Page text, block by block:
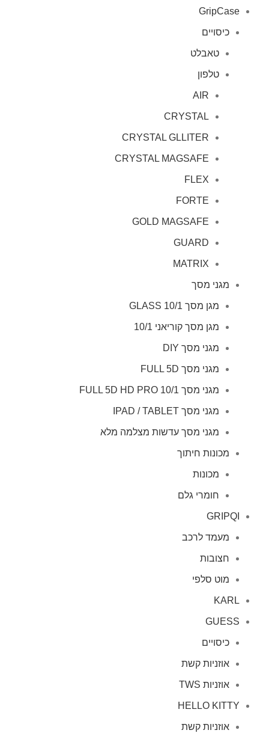
GripCase
כיסויים
טאבלט
טלפון
AIR
CRYSTAL
CRYSTAL GLLITER
CRYSTAL MAGSAFE
FLEX
FORTE
GOLD MAGSAFE
GUARD
MATRIX
מגני מסך
מגן מסך GLASS 10/1
מגן מסך קוריאני 10/1
מגני מסך DIY
מגני מסך FULL 5D
מגני מסך FULL 5D HD PRO 10/1
מגני מסך IPAD / TABLET
מגני מסך עדשות מצלמה מלא
מכונות חיתוך
מכונות
חומרי גלם
GRIPQI
מעמד לרכב
חצובות
מוט סלפי
KARL
GUESS
כיסויים
אוזניות קשת
אוזניות TWS
HELLO KITTY
אוזניות קשת